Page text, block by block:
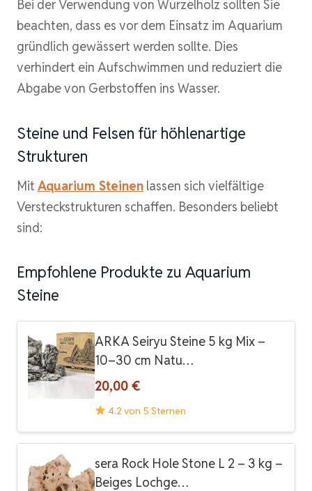
Bei der Verwendung von Wurzelholz sollten Sie
beachten, dass es vor dem Einsatz im Aquarium
gründlich gewässert werden sollte. Dies
verhindert ein Aufschwimmen und reduziert die
Abgabe von Gerbstoffen ins Wasser.
Steine und Felsen für höhlenartige
Strukturen
Mit Aquarium Steinen lassen sich vielfältige
Versteckstrukturen schaffen. Besonders beliebt
sind:
Empfohlene Produkte zu Aquarium
Steine
ARKA Seiryu Steine 5 kg Mix –
10–30 cm Natu…
20,00 €
4.2 von 5 Sternen
sera Rock Hole Stone L 2 – 3 kg –
Beiges Lochge…